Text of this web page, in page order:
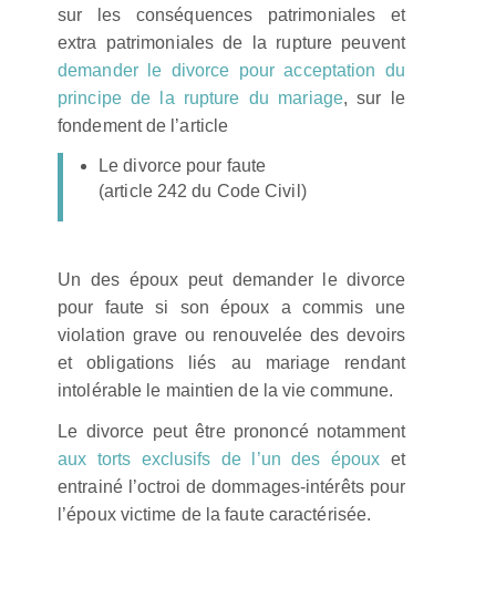
sur les conséquences patrimoniales et
extra patrimoniales de la rupture peuvent
demander le divorce pour acceptation du
principe de la rupture du mariage, sur le
fondement de l’article
Le divorce pour faute
(article 242 du Code Civil)
Un des époux peut demander le divorce
pour faute si son époux a commis une
violation grave ou renouvelée des devoirs
et obligations liés au mariage rendant
intolérable le maintien de la vie commune.
Le divorce peut être prononcé notamment
aux torts exclusifs de l’un des époux et
entrainé l’octroi de dommages-intérêts pour
l’époux victime de la faute caractérisée.